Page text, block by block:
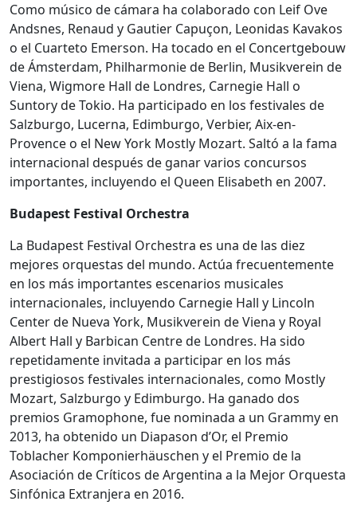
Como músico de cámara ha colaborado con Leif Ove
Andsnes, Renaud y Gautier Capuçon, Leonidas Kavakos
o el Cuarteto Emerson. Ha tocado en el Concertgebouw
de Ámsterdam, Philharmonie de Berlin, Musikverein de
Viena, Wigmore Hall de Londres, Carnegie Hall o
Suntory de Tokio. Ha participado en los festivales de
Salzburgo, Lucerna, Edimburgo, Verbier, Aix-en-
Provence o el New York Mostly Mozart. Saltó a la fama
internacional después de ganar varios concursos
importantes, incluyendo el Queen Elisabeth en 2007.
Budapest Festival Orchestra
La Budapest Festival Orchestra es una de las diez
mejores orquestas del mundo. Actúa frecuentemente
en los más importantes escenarios musicales
internacionales, incluyendo Carnegie Hall y Lincoln
Center de Nueva York, Musikverein de Viena y Royal
Albert Hall y Barbican Centre de Londres. Ha sido
repetidamente invitada a participar en los más
prestigiosos festivales internacionales, como Mostly
Mozart, Salzburgo y Edimburgo. Ha ganado dos
premios Gramophone, fue nominada a un Grammy en
2013, ha obtenido un Diapason d’Or, el Premio
Toblacher Komponierhäuschen y el Premio de la
Asociación de Críticos de Argentina a la Mejor Orquesta
Sinfónica Extranjera en 2016.